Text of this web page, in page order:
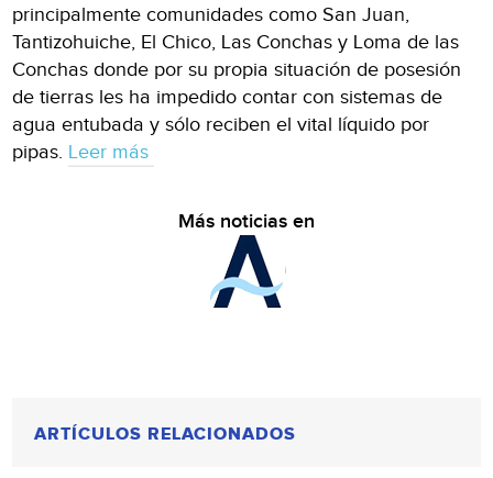
principalmente comunidades como San Juan,
Tantizohuiche, El Chico, Las Conchas y Loma de las
Conchas donde por su propia situación de posesión
de tierras les ha impedido contar con sistemas de
agua entubada y sólo reciben el vital líquido por
pipas. Leer más
Más noticias en
ARTÍCULOS RELACIONADOS